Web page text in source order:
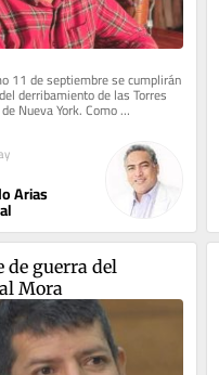
11 de septiembre se cumplirán
derribamiento de las Torres
Nueva York. Como
Arias
de guerra del
Mora